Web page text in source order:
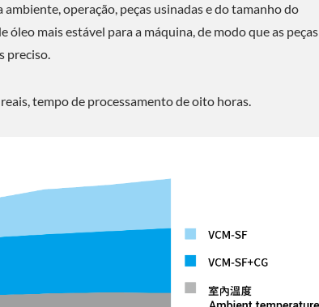
operação, peças usinadas e do tamanho do
mais estável para a máquina, de modo que as peças
preciso.
tempo de processamento de oito horas.